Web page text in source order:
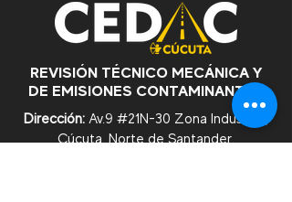
REVISIÓN TÉCNICO MECÁNICA Y
DE EMISIONES CONTAMINANTES
Dirección: Av.9 #21N-30 Zona Industrial,
Cúcuta. Norte de Santander.